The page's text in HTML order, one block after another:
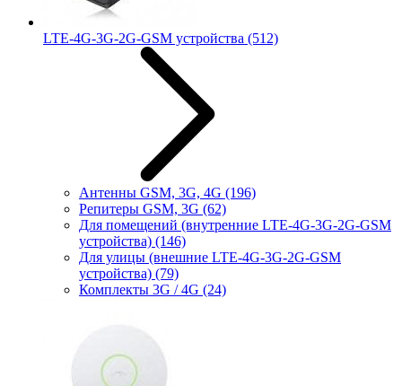
LTE-4G-3G-2G-GSM устройства (512)
Антенны GSM, 3G, 4G (196)
Репитеры GSM, 3G (62)
Для помещений (внутренние LTE-4G-3G-2G-GSM
устройства) (146)
Для улицы (внешние LTE-4G-3G-2G-GSM
устройства) (79)
Комплекты 3G / 4G (24)